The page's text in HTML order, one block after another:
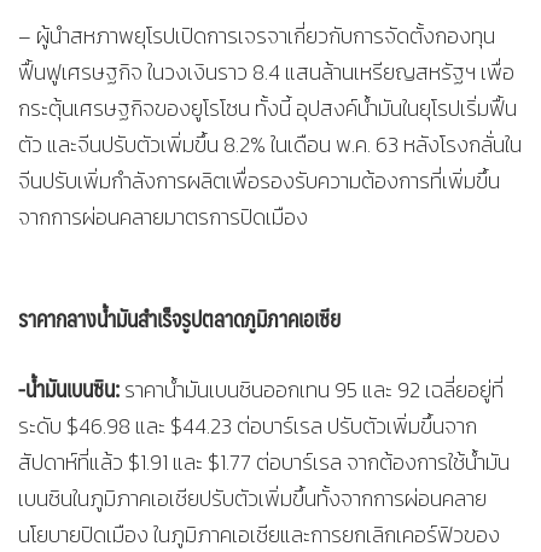
– ผู้นำสหภาพยุโรปเปิดการเจรจาเกี่ยวกับการจัดตั้งกองทุน
ฟื้นฟูเศรษฐกิจ ในวงเงินราว 8.4 แสนล้านเหรียญสหรัฐฯ เพื่อ
กระตุ้นเศรษฐกิจของยูโรโซน ทั้งนี้ อุปสงค์น้ำมันในยุโรปเริ่มฟื้น
ตัว และจีนปรับตัวเพิ่มขึ้น 8.2% ในเดือน พ.ค. 63 หลังโรงกลั่นใน
จีนปรับเพิ่มกำลังการผลิตเพื่อรองรับความต้องการที่เพิ่มขึ้น
จากการผ่อนคลายมาตรการปิดเมือง
ราคากลางน้ำมันสำเร็จรูปตลาดภูมิภาคเอเซีย
-น้ำมันเบนซิน:ราคาน้ำมันเบนซินออกเทน 95 และ 92 เฉลี่ยอยู่ที่
ระดับ $46.98 และ $44.23 ต่อบาร์เรล ปรับตัวเพิ่มขึ้นจาก
สัปดาห์ที่แล้ว $1.91 และ $1.77 ต่อบาร์เรล จากต้องการใช้น้ำมัน
เบนซินในภูมิภาคเอเชียปรับตัวเพิ่มขึ้นทั้งจากการผ่อนคลาย
นโยบายปิดเมือง ในภูมิภาคเอเชียและการยกเลิกเคอร์ฟิวของ